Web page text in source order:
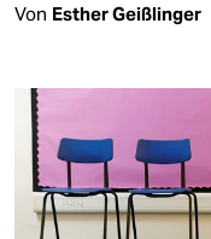
Von Esther Geißlinger